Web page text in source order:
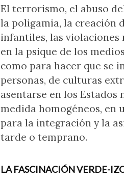
El terrorismo, el abuso
la poligamia, la creación
infantiles, las
en la psique de los
como para hacer que se
personas, de culturas
asentarse en los Estados
medida homogéneos, en
para la integración y la
tarde o temprano.
LA FASCINACIÓN VERDE-